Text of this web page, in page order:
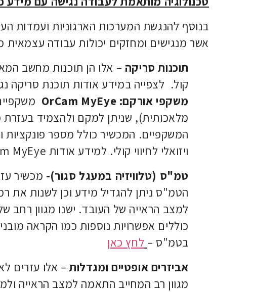
בנוסף להנגשת המערכות הארגוניות ועמדות
אשר מנגישים ומחזקים יכולות עבודה עצמאית
תוכנות סריקה – אלו הן תוכנות מחשב
קול. לצפייה במידע אודות תוכנת סריקה
משקפי אורקם: OrCam MyEye
מלאכותית), שניתן למקם ולהצמיד
המשקפיים. המכשיר כולל מספר
ויזואלי לחיווי קולי. למידע אודות OrCam MyEye
טמ"ס (טלוויזיה במעגל סגור)- מכשיר
הטמ"ס ניתן להגדיל מידע וכן לשנות את
למצב הראייה של העובד. ישנו מגוון רחב
כוללים אפשרויות נוספות כמו הקראה
בטמ"ס – לחץ כאן
אביזרים אופטיים ומגדלות– אלו עזרים
מגוון רב המחייב התאמה למצב הראייה